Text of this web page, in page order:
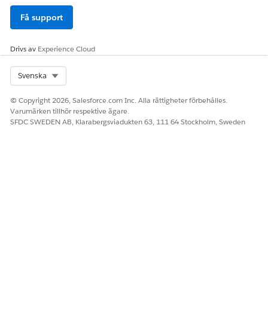
Få support
Drivs av Experience Cloud
Svenska
© Copyright 2026, Salesforce.com Inc. Alla rättigheter förbehålles.
Varumärken tillhör respektive ägare.
SFDC SWEDEN AB, Klarabergsviadukten 63, 111 64 Stockholm, Sweden